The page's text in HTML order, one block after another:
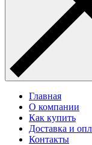
Главная
О компании
Как купить
Доставка и
Контакты